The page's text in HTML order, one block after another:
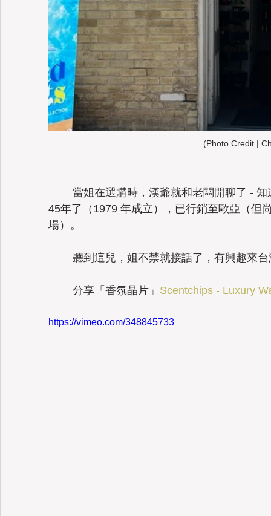
(Photo Credit |
當姐在選購時，漢爺就和老闆開聊了 -
45年了（1979 年成立），已行銷至歐亞（但
場）。
聽到這兒，姐不禁就接話了，有興趣來
	分享「香氛晶片」
Scentchips - Luxury
https://vimeo.com/348845733